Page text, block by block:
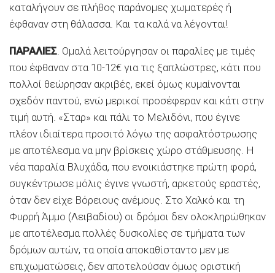
καταλήγουν σε πλήθος παράνομες χωματερές ή
έφθαναν στη θάλασσα. Και τα καλά να λέγονται!
ΠΑΡΑΛΙΕΣ . Ομαλά λειτούργησαν οι παραλίες με τιμές
που έφθαναν στα 10-12€ για τις ξαπλώστρες, κάτι που
πολλοί θεώρησαν ακριβές, εκεί όμως κυμαίνονται
σχεδόν παντού, ενώ μερικοί προσέφεραν και κάτι στην
τιμή αυτή. «Σταρ» και πάλι το Μελιδόνι, που έγινε
πλέον ιδιαίτερα προσιτό λόγω της ασφαλτόστρωσης
με αποτέλεσμα να μην βρίσκεις χώρο στάθμευσης. Η
νέα παραλία Βλυχάδα, που ενοικιάστηκε πρώτη φορά,
συγκέντρωσε μόλις έγινε γνωστή, αρκετούς εραστές,
όταν δεν είχε Βόρειους ανέμους. Στο Χαλκό και τη
Φυρρή Άμμο (Λειβαδίου) οι δρόμοι δεν ολοκληρώθηκαν
με αποτέλεσμα πολλές δυσκολίες σε τμήματα των
δρόμων αυτών, τα οποία αποκαθίσταντο μεν με
επιχωματώσεις, δεν αποτελούσαν όμως οριστική